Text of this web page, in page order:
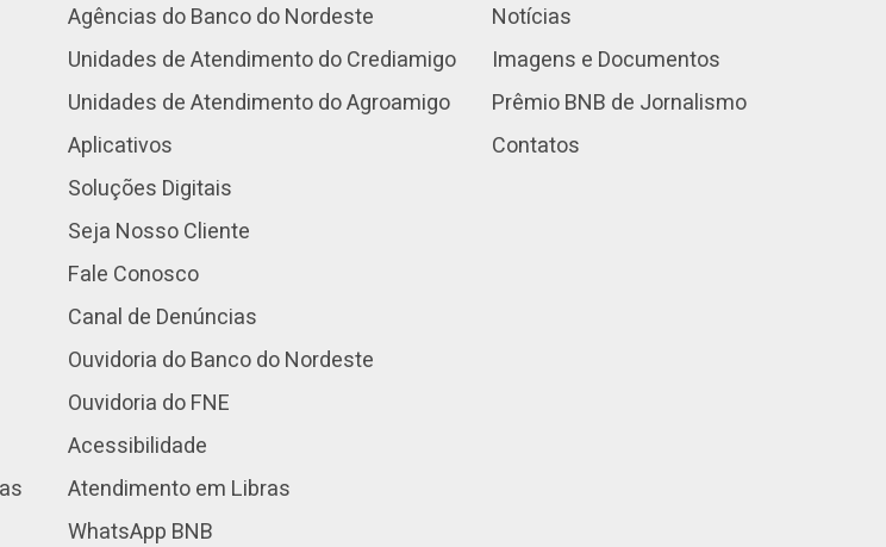
Agências do Banco do Nordeste
Unidades de Atendimento do Crediamigo
Unidades de Atendimento do Agroamigo
Aplicativos
Soluções Digitais
Seja Nosso Cliente
Fale Conosco
Canal de Denúncias
Ouvidoria do Banco do Nordeste
Ouvidoria do FNE
Acessibilidade
Atendimento em Libras
WhatsApp BNB
Notícias
Imagens e Documentos
Prêmio BNB de Jornalismo
Contatos